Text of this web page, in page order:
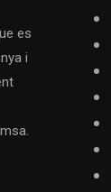
es
i